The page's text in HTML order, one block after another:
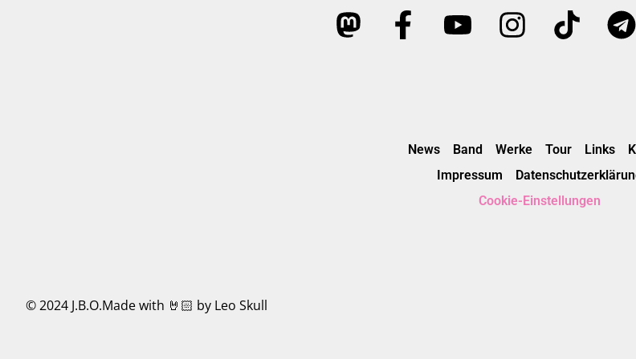
News Band Werke Tour Links
Impressum
Cookie-Einstellungen
© 2024 J.B.O.Made with 🤘🏻 by Leo Skull